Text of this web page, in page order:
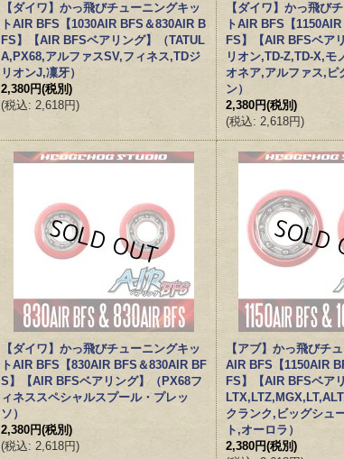
【ダイワ】かっ飛びチューニングキッ
トAIR BFS【1030AIR BFS＆830AIR B
FS】【AIR BFSベアリング】（TATUL
A,PX68,アルファスSV,フィネス,TDジ
リオンJ,凜牙）
2,380円(税別)
(税込: 2,618円)
【ダイワ】かっ飛び
トAIR BFS【
FS】【AIR BFSベア
リオン,TD-Z,TD-X,モ
オネア,アルファス,ピ
ン）
2,380円(税別)
(税込: 2,618円)
【ダイワ】かっ飛びチューニングキッ
トAIR BFS【830AIR BFS＆830AIR BF
S】【AIR BFSベアリング】（PX68フ
ィネススペシャルスプール・プレッ
ソ）
2,380円(税別)
(税込: 2,618円)
【アブ】かっ飛びチ
AIR BFS【1150AIR
FS】【AIR BFSベア
クランク,ビッグシュ
ト,オーロラ）
2,380円(税別)